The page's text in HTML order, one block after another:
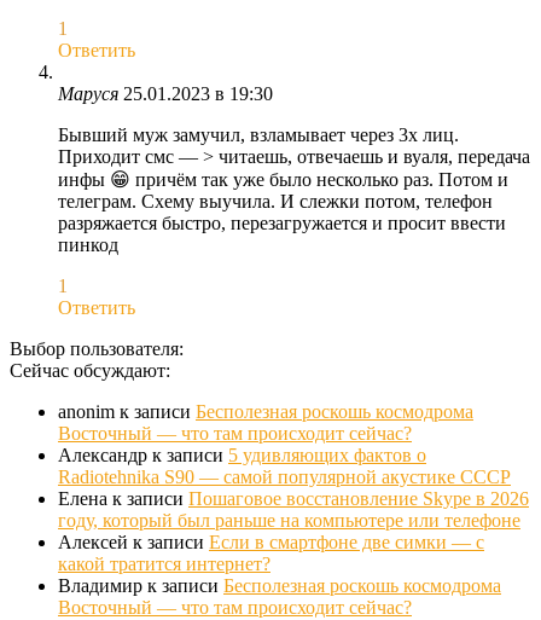
1
Ответить
Маруся 25.01.2023 в 19:30
Бывший муж замучил, взламывает через 3х лиц.
Приходит смс — > читаешь, отвечаешь и вуаля, передача
инфы 😁 причём так уже было несколько раз. Потом и
телеграм. Схему выучила. И слежки потом, телефон
разряжается быстро, перезагружается и просит ввести
пинкод
1
Ответить
Выбор пользователя:
Сейчас обсуждают:
anonim к записи Бесполезная роскошь космодрома
Восточный — что там происходит сейчас?
Александр к записи 5 удивляющих фактов о
Radiotehnika S90 — самой популярной акустике СССР
Елена к записи Пошаговое восстановление Skype в 2026
году, который был раньше на компьютере или телефоне
Алексей к записи Если в смартфоне две симки — с
какой тратится интернет?
Владимир к записи Бесполезная роскошь космодрома
Восточный — что там происходит сейчас?